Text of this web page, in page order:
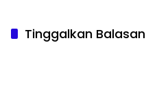
Tinggalkan Balasan